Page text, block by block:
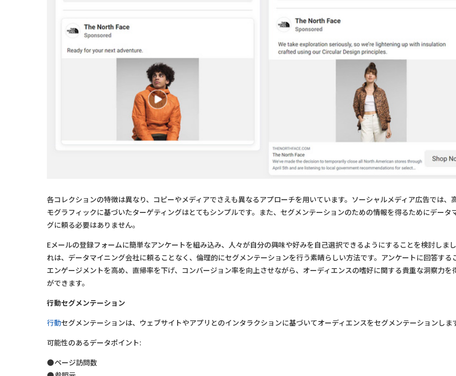
各コレクションの特徴は異なり、コピーやメディアでさえも異なるアプローチを用いています。ソーシャルメディア広告では、
モグラフィックに基づいたターゲティングはとてもシンプルです。また、セグメンテーションのための情報を得るためにデータ
グに頼る必要はありません。
Eメールの登録フォームに簡単なアンケートを組み込み、人々が自分の興味や好みを自己選択できるようにすることを検討しま
れは、データマイニング会社に頼ることなく、倫理的にセグメンテーションを行う素晴らしい方法です。アンケートに回答する
エンゲージメントを高め、直帰率を下げ、コンバージョン率を向上させながら、オーディエンスの嗜好に関する貴重な洞察力を
ができます。
行動セグメンテーション
行動セグメンテーションは、ウェブサイトやアプリとのインタラクションに基づいてオーディエンスをセグメンテーションしま
可能性のあるデータポイント:
ページ訪問数